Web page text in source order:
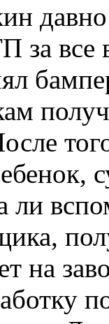
давно
за все
ли
на